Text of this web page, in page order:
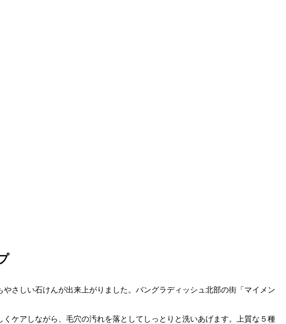
さしい石けんが出来上がりました。バングラディッシュ北部の街「マイメン
ケアしながら、毛穴の汚れを落としてしっとりと洗いあげます。上質な５種